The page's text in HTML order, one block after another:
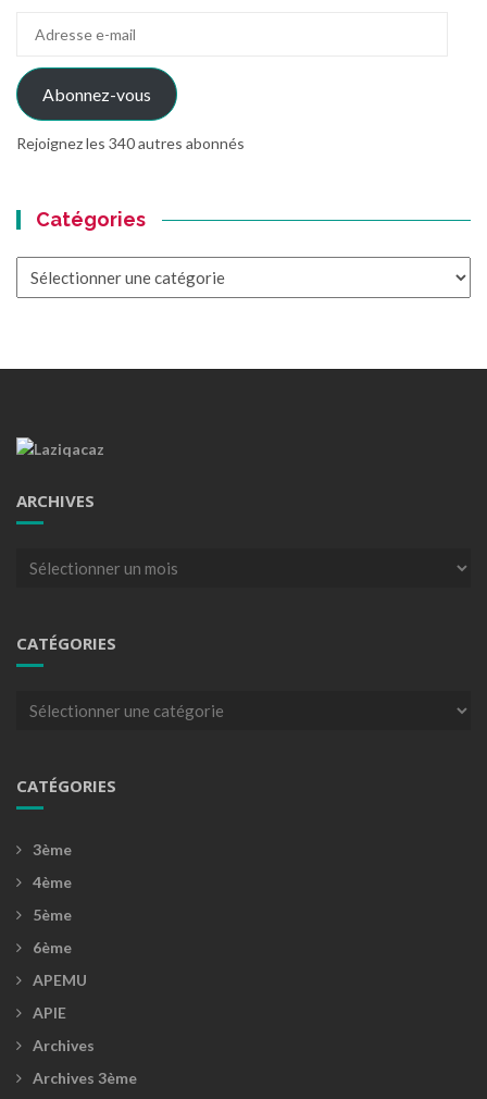
mail
Abonnez-vous
Rejoignez les 340 autres abonnés
Catégories
ARCHIVES
Archives
CATÉGORIES
Catégories
CATÉGORIES
3ème
4ème
5ème
6ème
APEMU
APIE
Archives
Archives 3ème